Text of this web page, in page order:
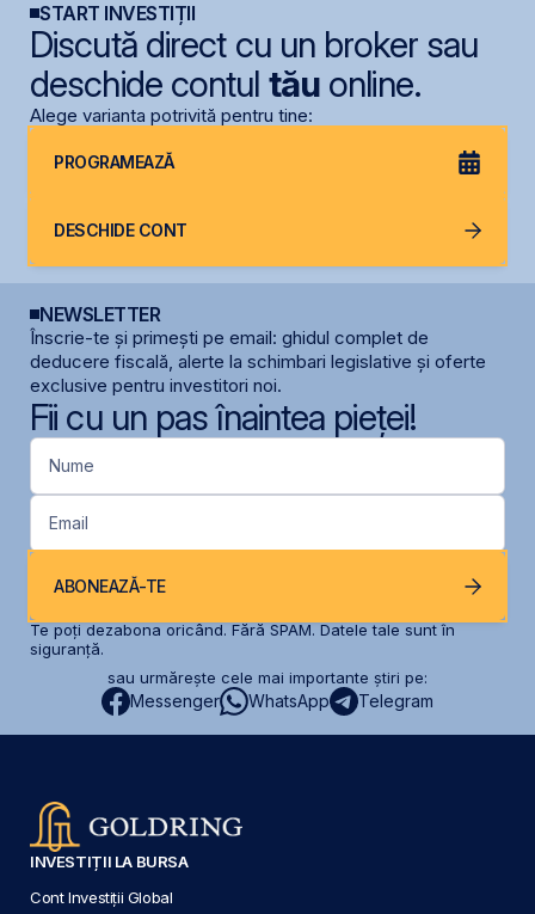
START INVESTIȚII
Discută direct cu un broker sau
deschide contul tăuonline.
Alege varianta potrivită pentru tine:
PROGRAMEAZĂ
DESCHIDE CONT
NEWSLETTER
Înscrie-te și primești pe email: ghidul complet de
deducere fiscală, alerte la schimbari legislative și oferte
exclusive pentru investitori noi.
Fii cu un pas înaintea pieței!
Nume
Email
ABONEAZĂ-TE
Te poți dezabona oricând. Fără SPAM. Datele tale sunt în
siguranță.
sau urmărește cele mai importante știri pe:
Messenger WhatsApp Telegram
INVESTIȚII LA BURSA
Cont Investiții Global